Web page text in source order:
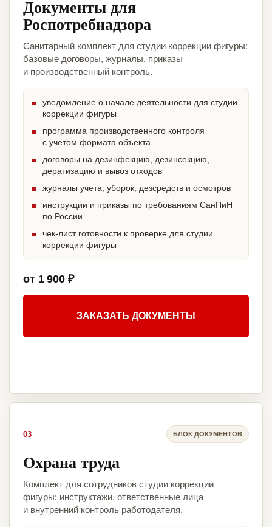
Документы для
Роспотребнадзора
Санитарный комплект для студии коррекции фигуры:
базовые договоры, журналы, приказы
и производственный контроль.
уведомление о начале деятельности для студии
коррекции фигуры
программа производственного контроля
с учетом формата объекта
договоры на дезинфекцию, дезинсекцию,
дератизацию и вывоз отходов
журналы учета, уборок, дезсредств и осмотров
инструкции и приказы по требованиям СанПиН
по России
чек-лист готовности к проверке для студии
коррекции фигуры
от 1 900 ₽
ЗАКАЗАТЬ ДОКУМЕНТЫ
03 БЛОК ДОКУМЕНТОВ
Охрана труда
Комплект для сотрудников студии коррекции
фигуры: инструктажи, ответственные лица
и внутренний контроль работодателя.